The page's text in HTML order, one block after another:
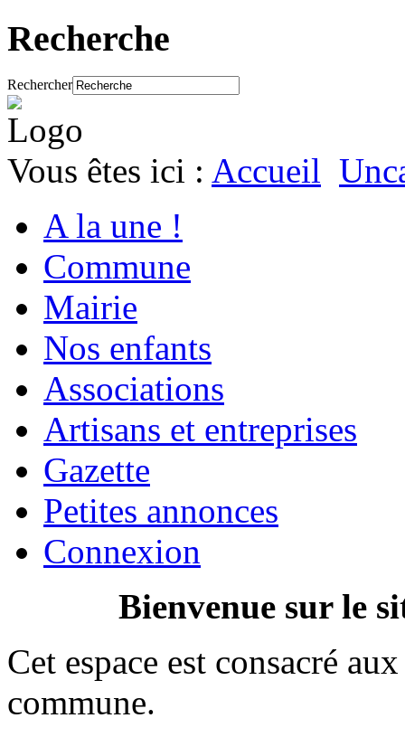
Recherche
Rechercher
Vous êtes ici : Accueil
A la une !
Commune
Mairie
Nos enfants
Associations
Artisans et entreprises
Gazette
Petites annonces
Connexion
Bienvenue sur le
Cet espace est consacré
commune.